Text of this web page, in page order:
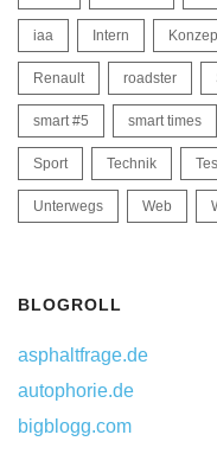
iaa Intern
Renault roadster
smart #5 smart times
Sport Technik
Unterwegs Web
BLOGROLL
asphaltfrage.de
autophorie.de
bigblogg.com